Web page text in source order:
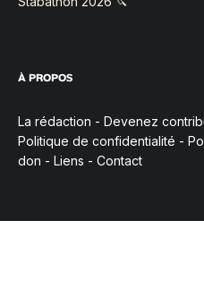
À PROPOS
La rédaction - Devenez
Politique de confidentialité -
don - Liens - Contact